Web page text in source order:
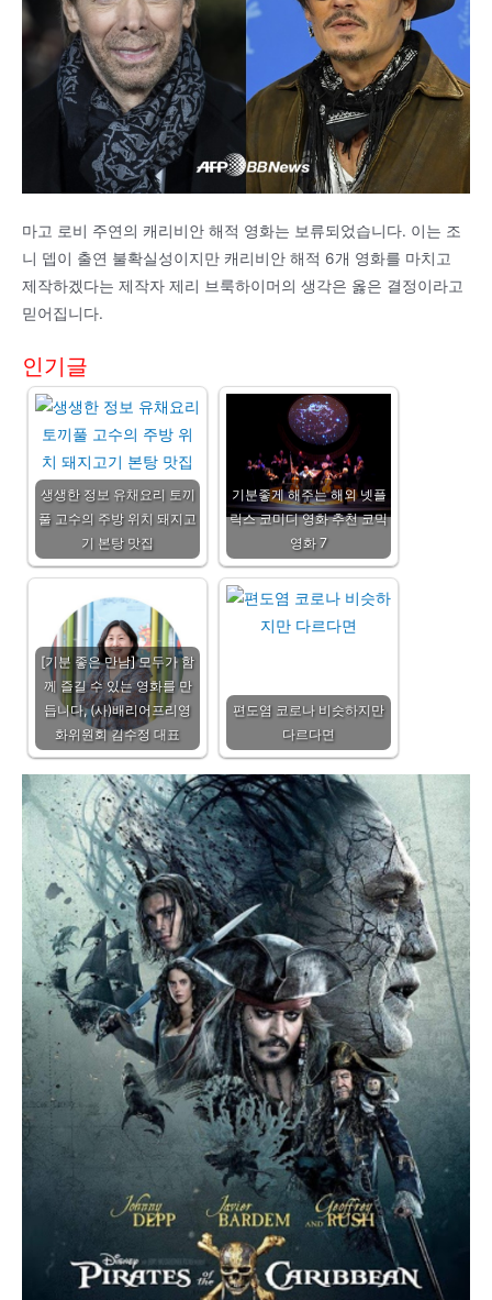
마고 로비 주연의 캐리비안 해적 영화는 보류되었습니다. 이는 조
니 뎁이 출연 불확실성이지만 캐리비안 해적 6개 영화를 마치고
제작하겠다는 제작자 제리 브룩하이머의 생각은 옳은 결정이라고
믿어집니다.
인기글
생생한 정보 유채요리 토끼
풀 고수의 주방 위치 돼지고
기 본탕 맛집
기분좋게 해주는 해외 넷플
릭스 코미디 영화 추천 코믹
영화 7
[기분 좋은 만남] 모두가 함
께 즐길 수 있는 영화를 만
듭니다, (사)배리어프리영
화위원회 김수정 대표
편도염 코로나 비슷하지만
다르다면